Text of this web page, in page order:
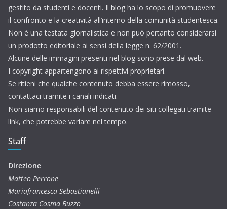
gestito da studenti e docenti. Il blog ha lo scopo di promuovere
il confronto e la creatività all’interno della comunità studentesca.
Non è una testata giornalistica e non può pertanto considerarsi
un prodotto editoriale ai sensi della legge n. 62/2001.
Alcune delle immagini presenti nel blog sono prese dal web.
I copyright appartengono ai rispettivi proprietari.
Se ritieni che qualche contenuto debba essere rimosso,
contattaci tramite i canali indicati.
Non siamo responsabili del contenuto dei siti collegati tramite
link, che potrebbe variare nel tempo.
Staff
Direzione
Matteo Perrone
Mariafrancesca Sebastianelli
Costanza Cosma Buzzo